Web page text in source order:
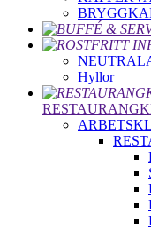
Hyllor